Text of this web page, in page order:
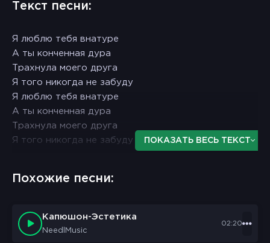
Текст песни:
Я люблю тебя внатуре
А ты конченная дура
Трахнула моего друга
Я того никогда не забуду
Я люблю тебя внатуре
А ты конченная дура
Трахнула моего друга
Я того никогда не забуду
Я работал, тратил бабки
Во всех бедах упрекала
Щас не пойму кого звал я
ПОКАЗАТЬ ВЕСЬ ТЕКСТ
Похожие песни:
Капюшон-Эстетика
NeedlMusic
02:20